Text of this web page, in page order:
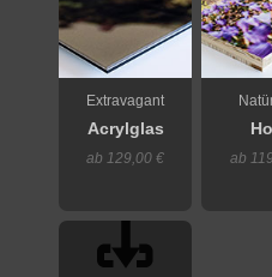
Extravagant
Acrylglas
ab 129,00 € ab